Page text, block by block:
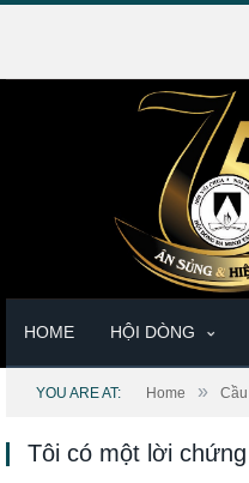
HOME HỘI DÒNG
YOU ARE AT: Home »
Tôi có một lời